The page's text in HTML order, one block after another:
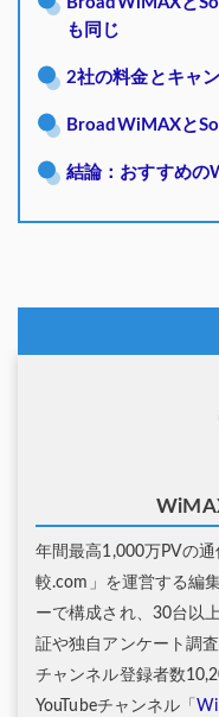
も同じ
2社の料金とキャ
BroadWiMAXと
結論：おすすめの
年間最高1,000万PVの
較.com」を運営する編
ーで構成され、30台以
証や独自アンケート調
チャンネル登録者数
YouTubeチャンネル「